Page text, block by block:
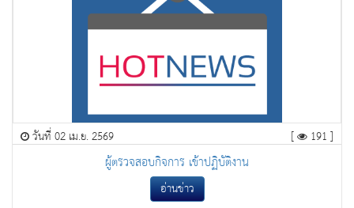
วันที่ 02 เม.ย. 2569 [ 191 ]
ผู้ตรวจสอบกิจการ เข้าปฏิบัติงาน
อ่านข่าว